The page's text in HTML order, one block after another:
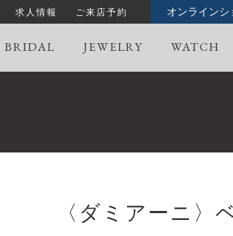
オンラインシ
求人情報 ご来店予約
BRIDAL JEWELRY WATCH
〈ダミアーニ〉